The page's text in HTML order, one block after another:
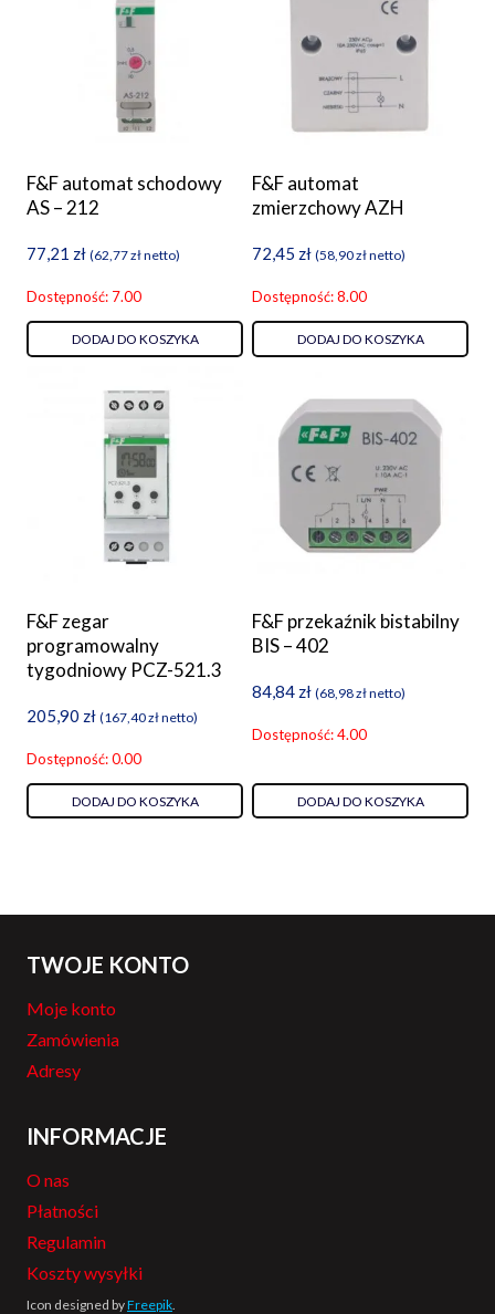
F&F automat schodowy
AS – 212
77,21 zł (62,77złnetto)
Dostępność: 7.00
DODAJ DO KOSZYKA
F&F automat
zmierzchowy AZH
72,45 zł (58,90złnetto)
Dostępność: 8.00
DODAJ DO KOSZYKA
F&F zegar
programowalny
tygodniowy PCZ-521.3
205,90 zł (167,40złnetto)
Dostępność: 0.00
DODAJ DO KOSZYKA
F&F przekaźnik bistabilny
BIS – 402
84,84 zł (68,98złnetto)
Dostępność: 4.00
DODAJ DO KOSZYKA
TWOJE KONTO
Moje konto
Zamówienia
Adresy
INFORMACJE
O nas
Płatności
Regulamin
Koszty wysyłki
Icon designed byFreepik